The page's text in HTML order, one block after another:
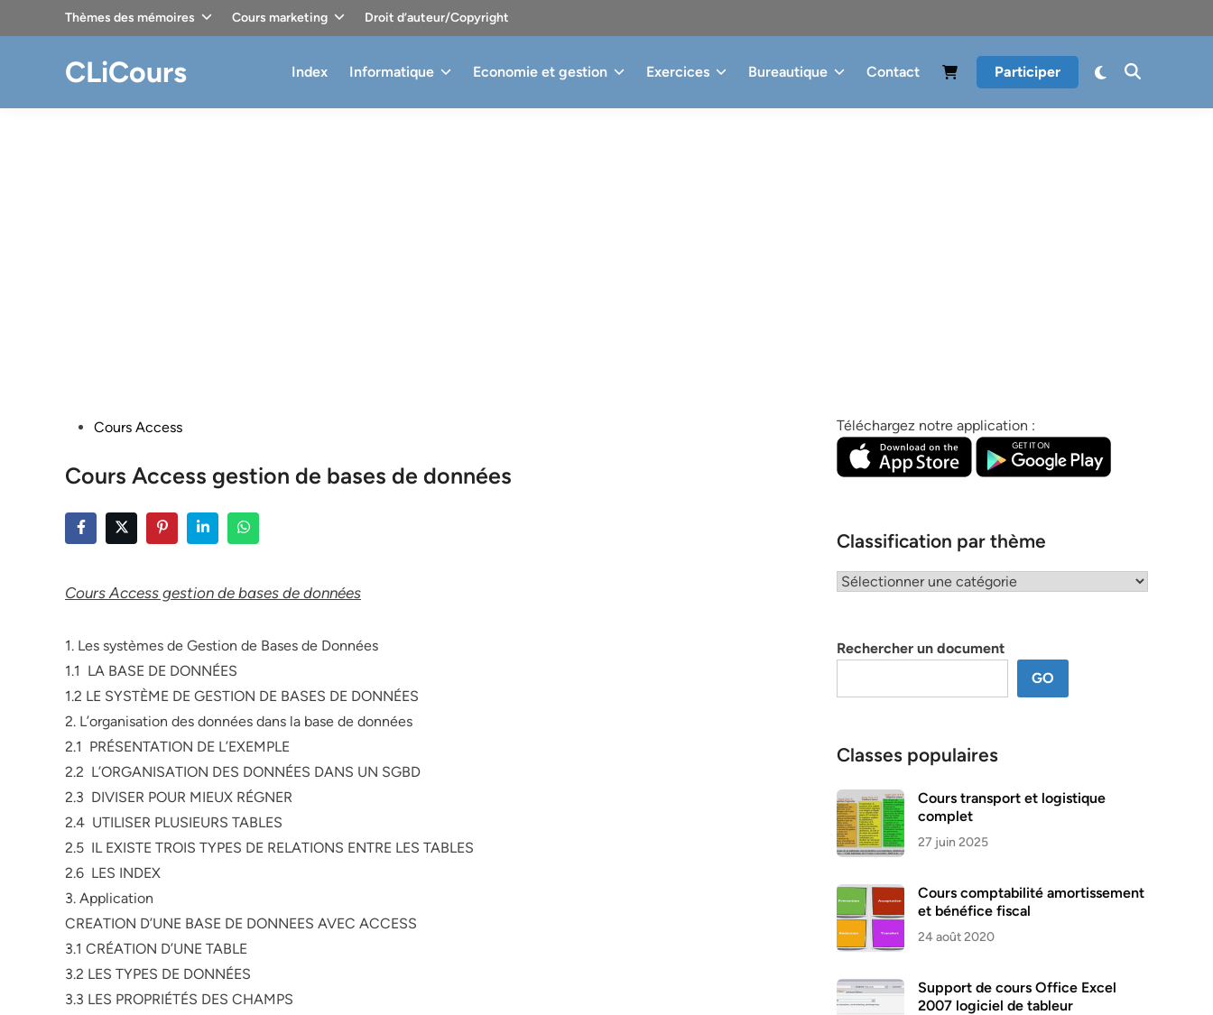
Thèmes des mémoires Cours marketing Droit d’auteur/Copyright
CLiCours Index Informatique Economie et gestion Exercices Bureautique Contact Participer
PostedCours Access
Cours Access gestion de bases de données
Cours Access gestion de bases de données
1. Les systèmes de Gestion de Bases de Données
1.1 LA BASE DE DONNÉES
1.2 LE SYSTÈME DE GESTION DE BASES DE DONNÉES
2. L’organisation des données dans la base de données
2.1 PRÉSENTATION DE L’EXEMPLE
2.2 L’ORGANISATION DES DONNÉES DANS UN SGBD
2.3 DIVISER POUR MIEUX RÉGNER
2.4 UTILISER PLUSIEURS TABLES
2.5 IL EXISTE TROIS TYPES DE RELATIONS ENTRE LES TABLES
2.6 LES INDEX
3. Application
CREATION D’UNE BASE DE DONNEES AVEC ACCESS
3.1 CRÉATION D’UNE TABLE
3.2 LES TYPES DE DONNÉES
3.3 LES PROPRIÉTÉS DES CHAMPS
Téléchargez notre application :
Classification par thème
Classification
Rechercher un document
GO
Classes populaires
Cours transport et logistique
complet
27 juin 2025
Cours comptabilité amortissement
et bénéfice fiscal
24 août 2020
Support de cours Office Excel
2007 logiciel de tableur